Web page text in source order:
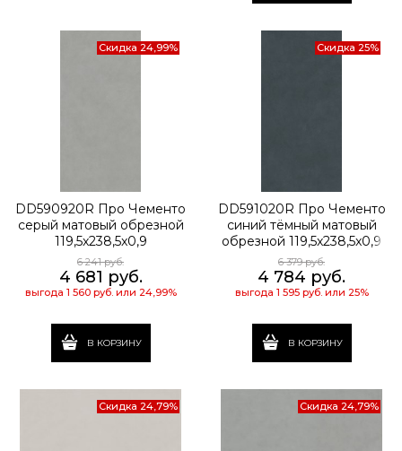
Скидка 24,99%
DD590920R Про Чементо
серый матовый обрезной
119,5x238,5x0,9
6 241 руб.
4 681 руб.
выгода 1 560 руб.или 24,99%
В КОРЗИНУ
Скидка 25%
DD591020R Про Чементо
синий тёмный матовый
обрезной 119,5x238,5x0,9
6 379 руб.
4 784 руб.
выгода 1 595 руб.или 25%
В КОРЗИНУ
Скидка 24,79% Скидка 24,79%